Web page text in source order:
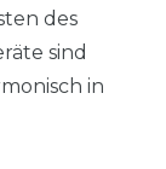
des
sind
in